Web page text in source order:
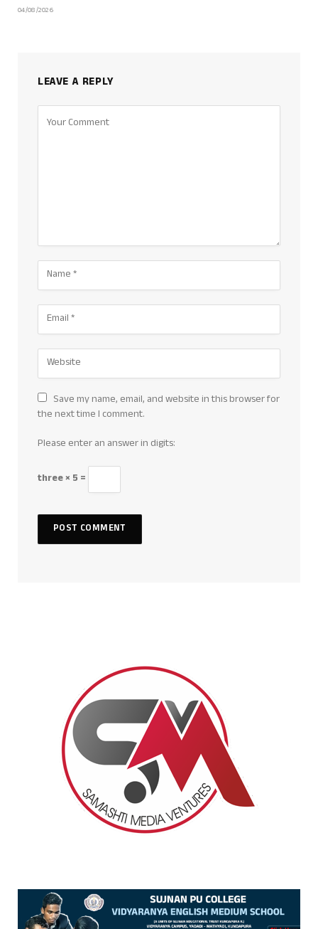
04/08/2026
LEAVE A REPLY
Save my name, email, and website in this browser for
the next time I comment.
Please enter an answer in digits:
three × 5 =